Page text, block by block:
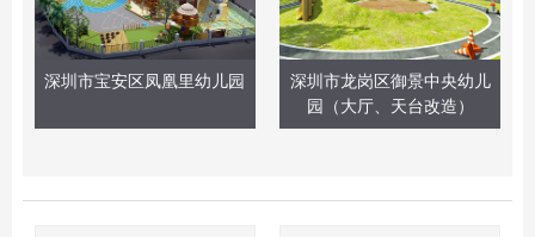
深圳市宝安区凤凰里幼儿园
深圳市龙岗区御景中央幼儿
园（大厅、天台改造）